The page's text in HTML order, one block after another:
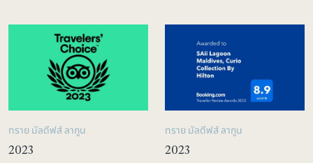
ทราย มัลดีฟส์ ลากูน
2023
ทราย มัลดีฟส์ ลากูน
2023